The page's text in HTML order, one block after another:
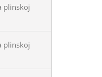
plinskoj
plinskoj